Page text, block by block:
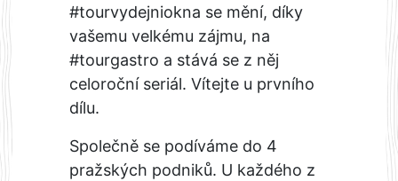
#tourvydejniokna se mění, díky
vašemu velkému zájmu, na
#tourgastro a stává se z něj
celoroční seriál. Vítejte u prvního
dílu.
Společně se podíváme do 4
pražských podniků. U každého z